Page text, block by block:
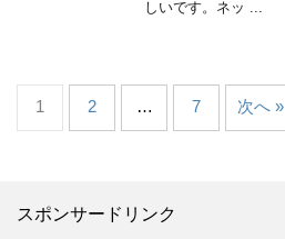
しいです。ネッ ...
1 2 … 7 次へ »
スポンサードリンク